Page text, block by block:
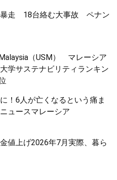
暴走 18台絡む大事故 ペナン
（USM） マレーシア
学サステナビリティランキン
！6人が亡くなるという痛ま
ュースマレーシア
値上げ2026年7月実際、暮ら